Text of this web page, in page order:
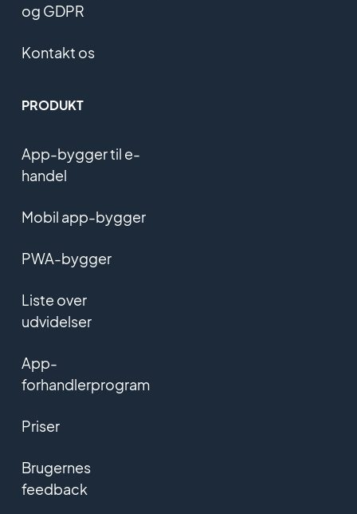
og GDPR
Kontakt os
PRODUKT
App-bygger til e-
handel
Mobil app-bygger
PWA-bygger
Liste over
udvidelser
App-
forhandlerprogram
Priser
Brugernes
feedback